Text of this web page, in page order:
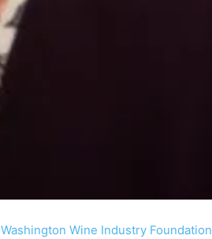
Washington Wine Industry Foundation